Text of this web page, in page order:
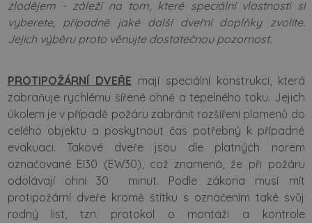
zlodějem - záleží na tom, které speciální vlastnosti si
vyberete, případně jaké další dveřní doplňky zvolíte.
Jejich výběru proto věnujte dostatečnou pozornost.
PROTIPOŽÁRNÍ DVEŘE mají speciální konstrukci, která
zabraňuje rychlému šířené ohně a tepelného toku. Jejich
úkolem je v případě požáru zabránit rozšíření plamenů do
celého objektu a poskytnout čas potřebný k případné
evakuaci. Takové dveře jsou dle platných norem
označované EI30 (EW30), což znamená, že při požáru
odolávají ohni 30 minut. Podle zákona musí mít
protipožární dveře kromě štítku s označením také svůj
rodný list, tzn. protokol o montáži a kontrole